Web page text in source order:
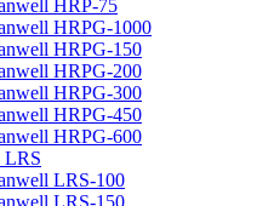
HRP-75
HRPG-1000
HRPG-150
HRPG-200
HRPG-300
HRPG-450
HRPG-600
LRS
LRS-100
LRS-150